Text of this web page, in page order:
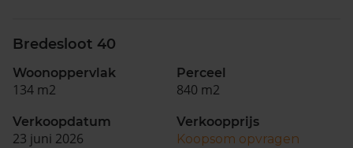
Bredesloot 40
Woonoppervlak
134 m2
Perceel
840 m2
Verkoopdatum
23 juni 2026
Verkoopprijs
Koopsom opvragen